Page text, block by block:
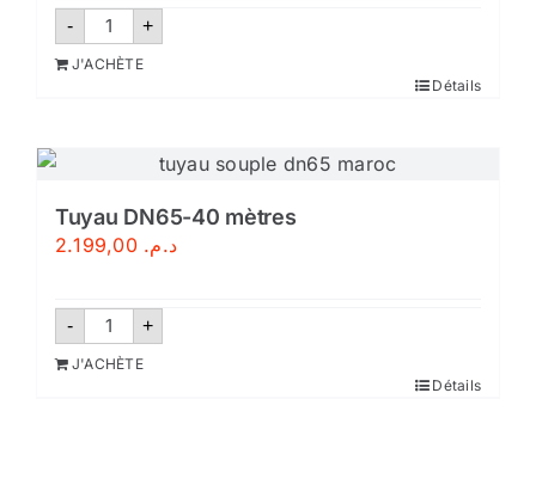
- quantité
Tuyau
d'incendie
+
J'ACHÈTE
Détails
Tuyau DN65-40 mètres
د.م. 2.199,00
- quantité
Tuyau
DN65-
+
J'ACHÈTE
Détails